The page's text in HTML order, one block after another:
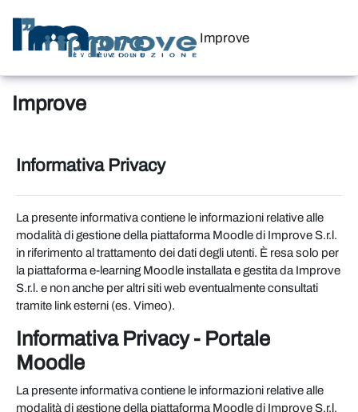
Improve
Improve
Informativa Privacy
La presente informativa contiene le informazioni relative alle
modalità di gestione della piattaforma Moodle di Improve S.r.l.
in riferimento al trattamento dei dati degli utenti. È resa solo per
la piattaforma e-learning Moodle installata e gestita da Improve
S.r.l. e non anche per altri siti web eventualmente consultati
tramite link esterni (es. Vimeo).
Informativa Privacy - Portale
Moodle
La presente informativa contiene le informazioni relative alle
modalità di gestione della piattaforma Moodle di Improve S.r.l.